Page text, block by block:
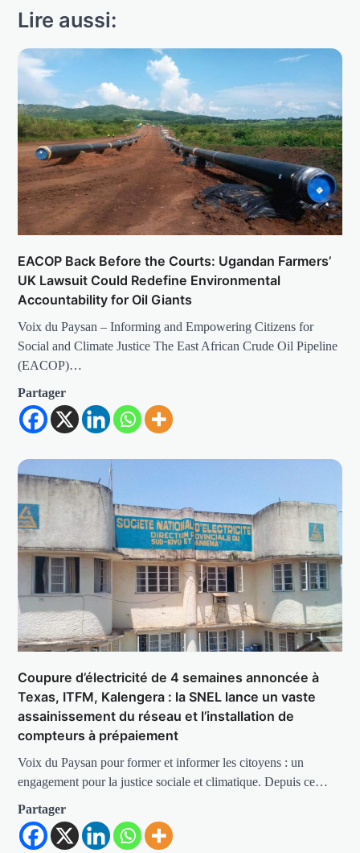
Lire aussi:
EACOP Back Before the Courts: Ugandan Farmers’
UK Lawsuit Could Redefine Environmental
Accountability for Oil Giants
Voix du Paysan – Informing and Empowering Citizens for
Social and Climate Justice The East African Crude Oil Pipeline
(EACOP)…
Partager
Coupure d’électricité de 4 semaines annoncée à
Texas, ITFM, Kalengera : la SNEL lance un vaste
assainissement du réseau et l’installation de
compteurs à prépaiement
Voix du Paysan pour former et informer les citoyens : un
engagement pour la justice sociale et climatique. Depuis ce…
Partager